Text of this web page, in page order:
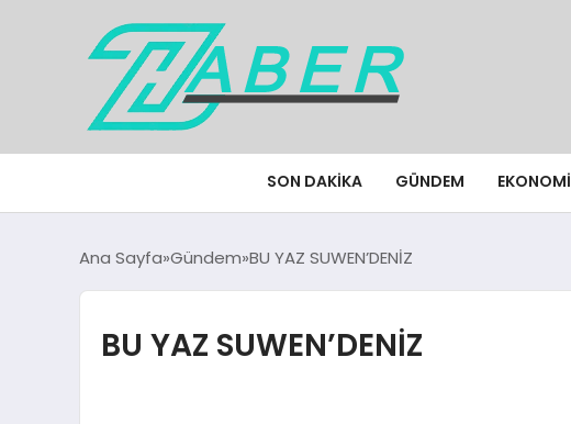
SON DAKIKA GÜNDEM EKONOMI
Ana Sayfa Gündem BU YAZ SUWEN’DENİZ
BU YAZ SUWEN’DENİZ